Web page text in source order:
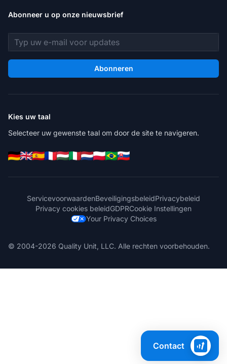
Abonneer u op onze nieuwsbrief
E-mailadres
Abonneren
Kies uw taal
Selecteer uw gewenste taal om door de site te navigeren.
ServicevoorwaardenBeveiligingsbeleidPrivacybeleid
Privacy cookies beleidGDPRCookie Instellingen
Your Privacy Choices
© 2004-2026 Quality Unit, LLC. Alle rechten voorbehouden.
Contact